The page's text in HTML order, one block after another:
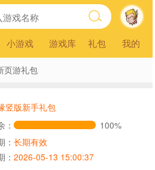
小游戏 游戏库 礼包 我的
页游礼包
竖版新手礼包
：
100%
： 长期有效
： 2026-05-13 15:00:37